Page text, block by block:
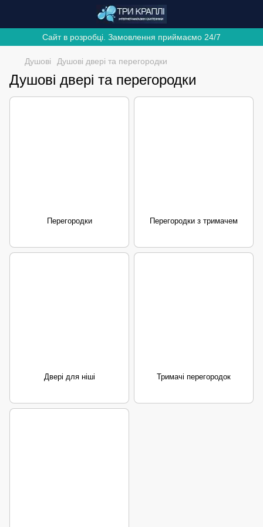
Сайт в розробці. Замовлення приймаємо 24/7
Душові Душові двері та перегородки
Душові двері та перегородки
Перегородки Перегородки з тримачем
Двері для ніші Тримачі перегородок